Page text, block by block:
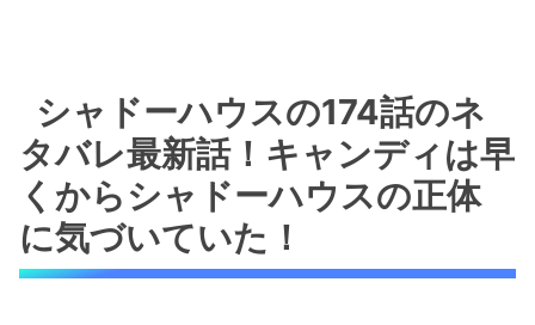
シャドーハウスの174話のネ
タバレ最新話！キャンディは早
くからシャドーハウスの正体
に気づいていた！